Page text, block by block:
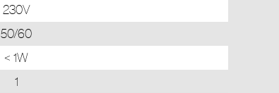
230V
50/60
< 1W
1